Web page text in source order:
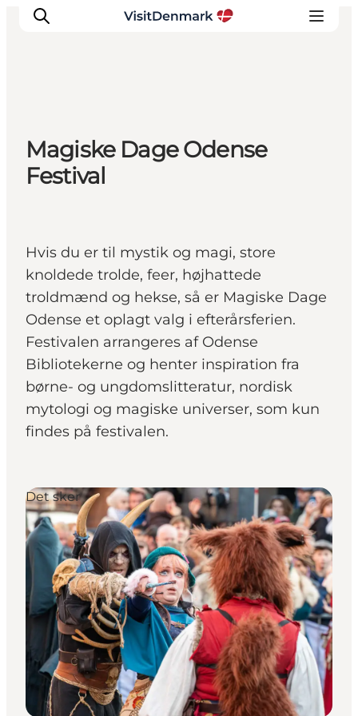
Inspiration
Destinationer
Oplevelser
Magiske Dage Odense
Festival
Hvis du er til mystik og magi, store
knoldede trolde, feer, højhattede
troldmænd og hekse, så er Magiske Dage
Odense et oplagt valg i efterårsferien.
Festivalen arrangeres af Odense
Bibliotekerne og henter inspiration fra
børne- og ungdomslitteratur, nordisk
mytologi og magiske universer, som kun
findes på festivalen.
Det sker